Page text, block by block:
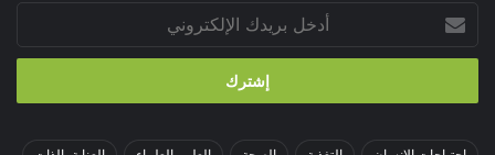
أدخل
بريدك
الإلكتروني